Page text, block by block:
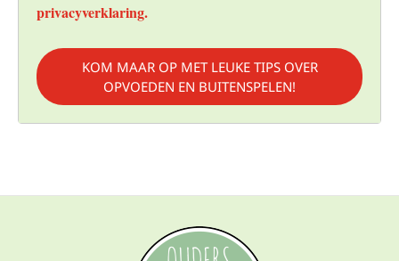
privacyverklaring.
KOM MAAR OP MET LEUKE TIPS OVER
OPVOEDEN EN BUITENSPELEN!